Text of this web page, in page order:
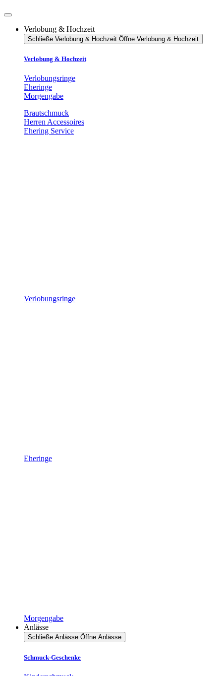
Verlobung & Hochzeit
Schließe Verlobung & Hochzeit Öffne Verlobung & Hochzeit
Verlobung & Hochzeit
Verlobungsringe
Eheringe
Morgengabe
Brautschmuck
Herren Accessoires
Ehering Service
Verlobungsringe
Eheringe
Morgengabe
Anlässe
Schließe Anlässe Öffne Anlässe
Schmuck-Geschenke